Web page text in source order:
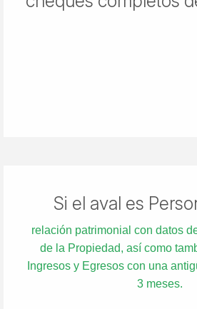
Si el aval es
relación patrimonial con datos
de la Propiedad, así como
Ingresos y Egresos con una
3 meses.